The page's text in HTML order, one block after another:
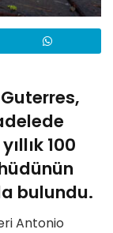
100
bulundu.
Antonio